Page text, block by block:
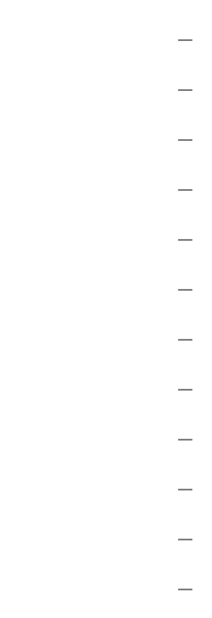
—
—
—
—
—
—
—
—
—
—
—
—